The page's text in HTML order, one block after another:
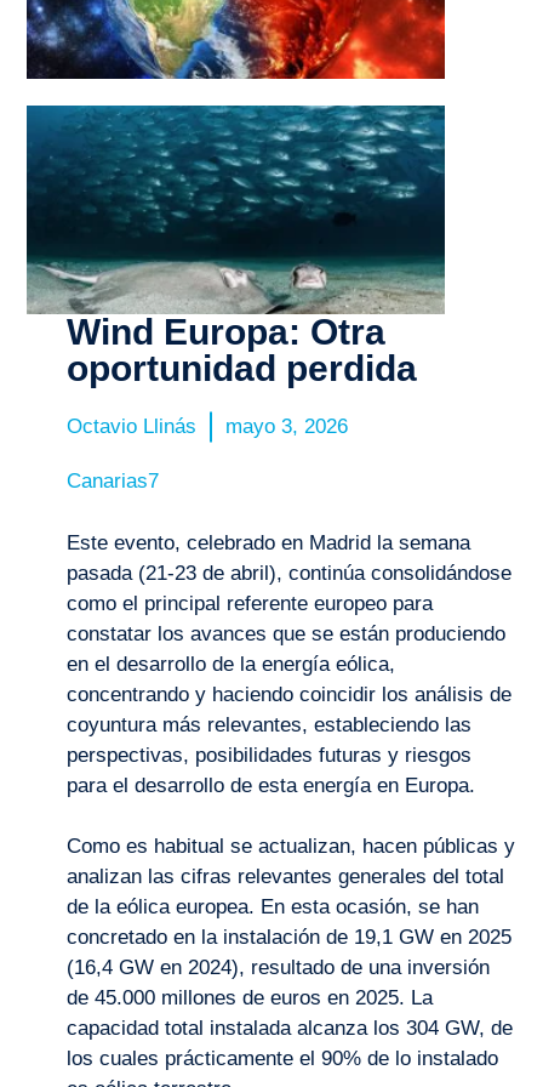
Wind Europa: Otra
oportunidad perdida
Octavio Llinás mayo 3, 2026
Canarias7
Este evento, celebrado en Madrid la semana
pasada (21-23 de abril), continúa consolidándose
como el principal referente europeo para
constatar los avances que se están produciendo
en el desarrollo de la energía eólica,
concentrando y haciendo coincidir los análisis de
coyuntura más relevantes, estableciendo las
perspectivas, posibilidades futuras y riesgos
para el desarrollo de esta energía en Europa.
Como es habitual se actualizan, hacen públicas y
analizan las cifras relevantes generales del total
de la eólica europea. En esta ocasión, se han
concretado en la instalación de 19,1 GW en 2025
(16,4 GW en 2024), resultado de una inversión
de 45.000 millones de euros en 2025. La
capacidad total instalada alcanza los 304 GW, de
los cuales prácticamente el 90% de lo instalado